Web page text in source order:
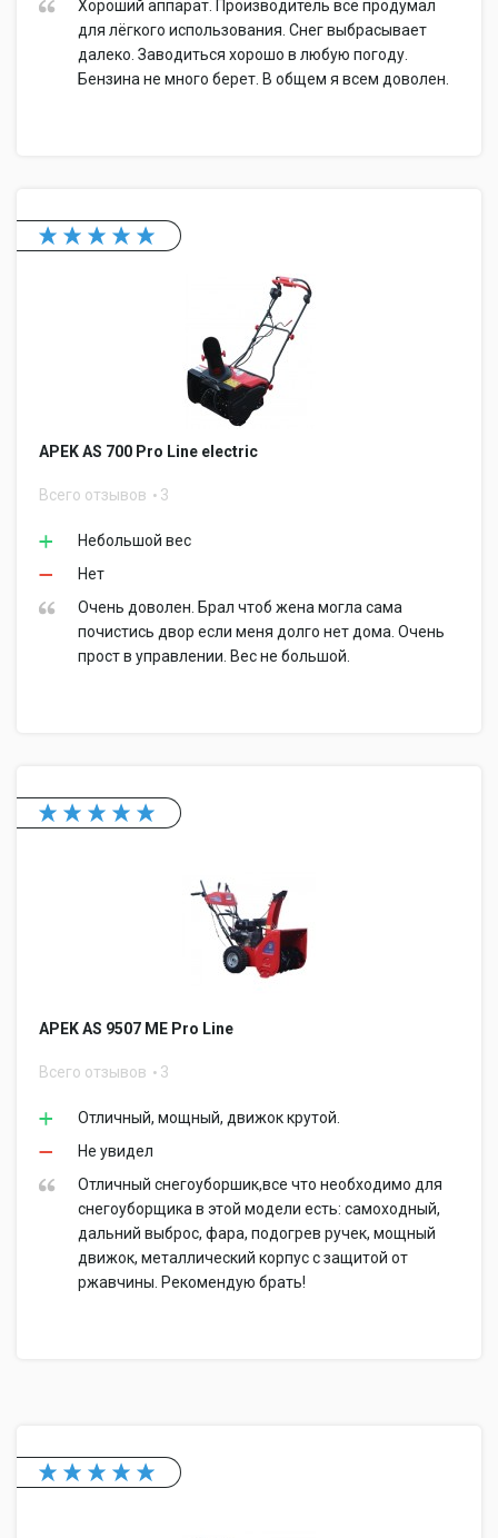
Хороший аппарат. Производитель все продумал
для лёгкого использования. Снег выбрасывает
далеко. Заводиться хорошо в любую погоду.
Бензина не много берет. В общем я всем доволен.
APEK AS 700 Pro Line electric
Всего отзывов 3
Небольшой вес
Нет
Очень доволен. Брал чтоб жена могла сама
почистись двор если меня долго нет дома. Очень
прост в управлении. Вес не большой.
APEK AS 9507 ME Pro Line
Всего отзывов 3
Отличный, мощный, движок крутой.
Не увидел
Отличный снегоуборшик,все что необходимо для
снегоуборщика в этой модели есть: самоходный,
дальний выброс, фара, подогрев ручек, мощный
движок, металлический корпус с защитой от
ржавчины. Рекомендую брать!